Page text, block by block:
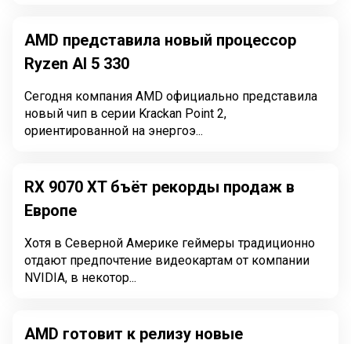
AMD представила новый процессор
Ryzen AI 5 330
Сегодня компания AMD официально представила
новый чип в серии Krackan Point 2,
ориентированной на энергоэ...
RX 9070 XT бъёт рекорды продаж в
Европе
Хотя в Северной Америке геймеры традиционно
отдают предпочтение видеокартам от компании
NVIDIA, в некотор...
AMD готовит к релизу новые